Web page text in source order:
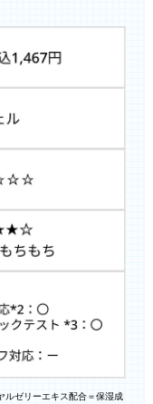
ゼリーエキス配合＝保湿成